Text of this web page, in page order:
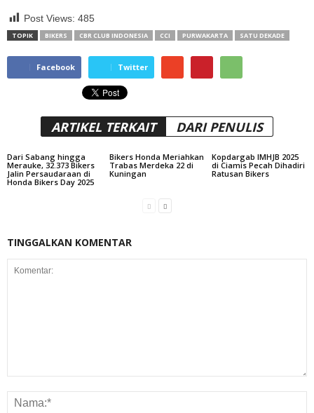
Post Views: 485
TOPIK BIKERS CBR CLUB INDONESIA CCI PURWAKARTA SATU DEKADE
Facebook Twitter
ARTIKEL TERKAIT DARI PENULIS
Dari Sabang hingga
Merauke, 32.373 Bikers
Jalin Persaudaraan di
Honda Bikers Day 2025
Bikers Honda Meriahkan
Trabas Merdeka 22 di
Kuningan
Kopdargab IMHJB 2025
di Ciamis Pecah Dihadiri
Ratusan Bikers
TINGGALKAN KOMENTAR